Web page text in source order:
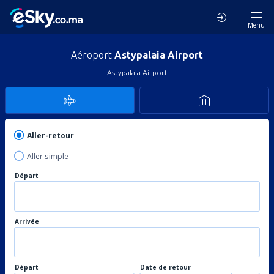
Menu
Aéroport Astypalaia Airport
Astypalaia Airport
Aller-retour
Aller simple
Départ
Arrivée
Départ Date de retour